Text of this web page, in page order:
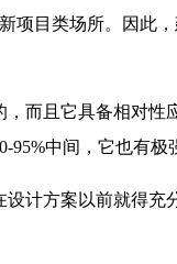
项目类场所。因此
而且它具备相对
中间，它也有
计方案以前就得